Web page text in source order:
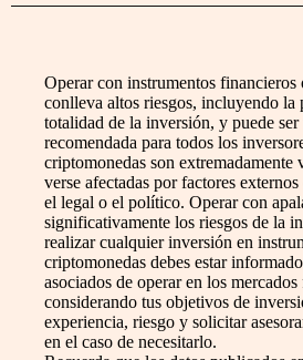
Operar con instrumentos financieros
conlleva altos riesgos, incluyendo la
totalidad de la inversión, y puede
recomendada para todos los
criptomonedas son extremadamente
verse afectadas por factores
el legal o el político. Operar con
significativamente los riesgos de la
realizar cualquier inversión en
criptomonedas debes estar
asociados de operar en los
considerando tus objetivos de
experiencia, riesgo y solicitar
en el caso de necesitarlo.